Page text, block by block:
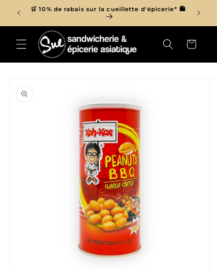
passer
contenu
150$ 🛒 10% de rabais sur la cueillette d'épicerie* 🛍
Panier
informations
produits